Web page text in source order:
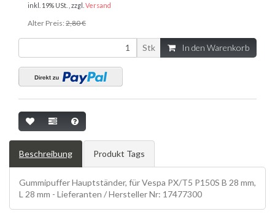
inkl. 19% USt. , zzgl. Versand
Alter Preis: 2,80 €
Stk In den Warenkorb
Beschreibung Produkt Tags
Gummipuffer Hauptständer, für Vespa PX/T5 P150S B 28 mm,
L 28 mm - Lieferanten / Hersteller Nr: 17477300